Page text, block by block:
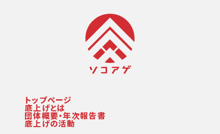
トップページ
底上げとは
団体概要・年次報告書
底上げの活動